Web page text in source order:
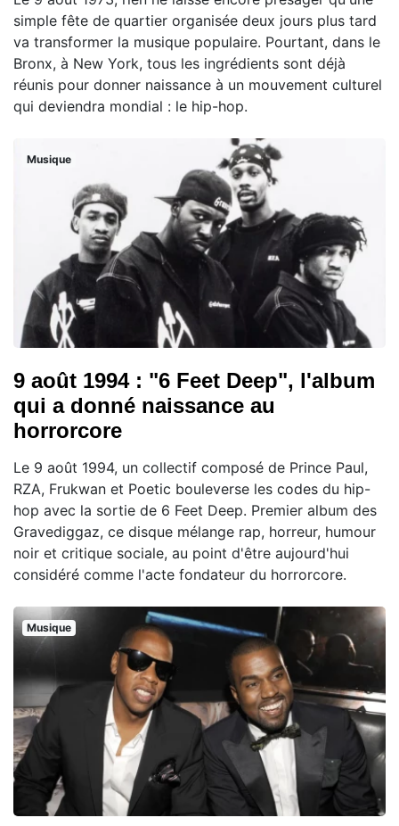
simple fête de quartier organisée deux jours plus tard
va transformer la musique populaire. Pourtant, dans le
Bronx, à New York, tous les ingrédients sont déjà
réunis pour donner naissance à un mouvement culturel
qui deviendra mondial : le hip-hop.
Musique
9 août 1994 : "6 Feet Deep", l'album
qui a donné naissance au
horrorcore
Le 9 août 1994, un collectif composé de Prince Paul,
RZA, Frukwan et Poetic bouleverse les codes du hip-
hop avec la sortie de 6 Feet Deep. Premier album des
Gravediggaz, ce disque mélange rap, horreur, humour
noir et critique sociale, au point d'être aujourd'hui
considéré comme l'acte fondateur du horrorcore.
Musique